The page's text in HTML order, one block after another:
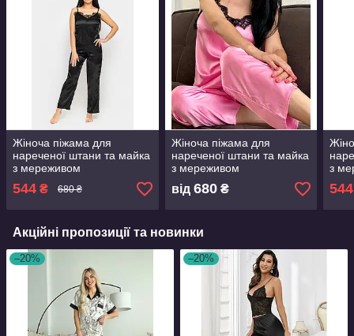
Жіноча піжама для
нареченої штани та майка
з мереживом
544 ₴ 680 ₴
Жіноча піжама для
нареченої штани та майка
з мереживом
від 680₴
з
544
Акційні пропозиції та новинки
–20% –20%